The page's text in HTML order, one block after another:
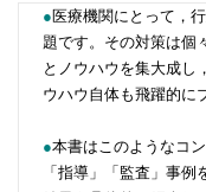
●医療機関にとって，
題です。その対策は個
とノウハウを集大成し
ウハウ自体も飛躍的に
●本書はこのようなコ
「指導」「監査」事例